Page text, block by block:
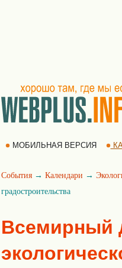
МОБИЛЬНАЯ ВЕРСИЯ
События → Календари →
градостроительства
Всемирный